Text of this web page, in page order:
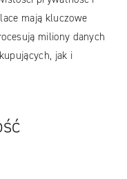
mają kluczowe
miliony danych
jak i